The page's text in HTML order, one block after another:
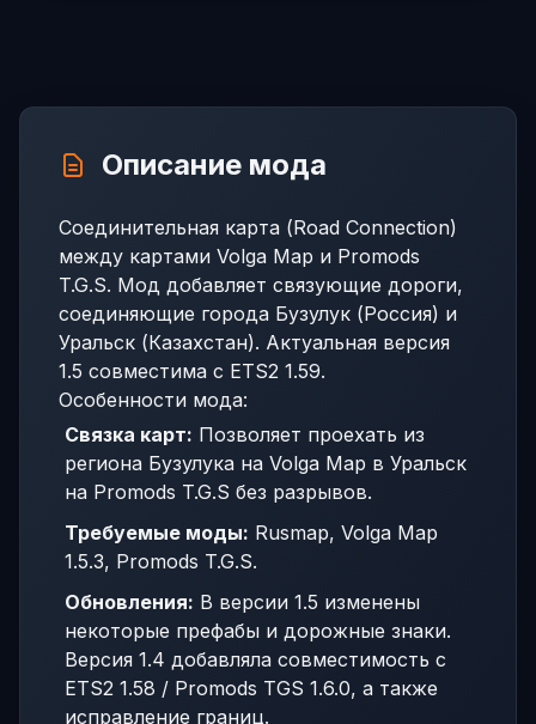
Описание мода
Соединительная карта (Road Connection)
между картами Volga Map и Promods
T.G.S. Мод добавляет связующие дороги,
соединяющие города Бузулук (Россия) и
Уральск (Казахстан). Актуальная версия
1.5 совместима с ETS2 1.59.
Особенности мода:
Связка карт: Позволяет проехать из
региона Бузулука на Volga Map в Уральск
на Promods T.G.S без разрывов.
Требуемые моды: Rusmap, Volga Map
1.5.3, Promods T.G.S.
Обновления: В версии 1.5 изменены
некоторые префабы и дорожные знаки.
Версия 1.4 добавляла совместимость с
ETS2 1.58 / Promods TGS 1.6.0, а также
исправление границ.